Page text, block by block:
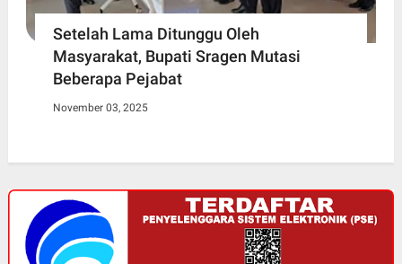
Setelah Lama Ditunggu Oleh
Masyarakat, Bupati Sragen Mutasi
Beberapa Pejabat
November 03, 2025